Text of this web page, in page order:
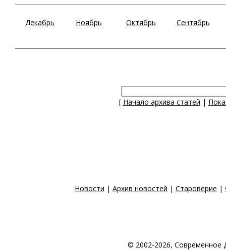
Декабрь Ноябрь Октябрь Сентябрь
[ Начало архива статей |
Новости | Архив новостей | Староверие |
© 2002-2026, Современное